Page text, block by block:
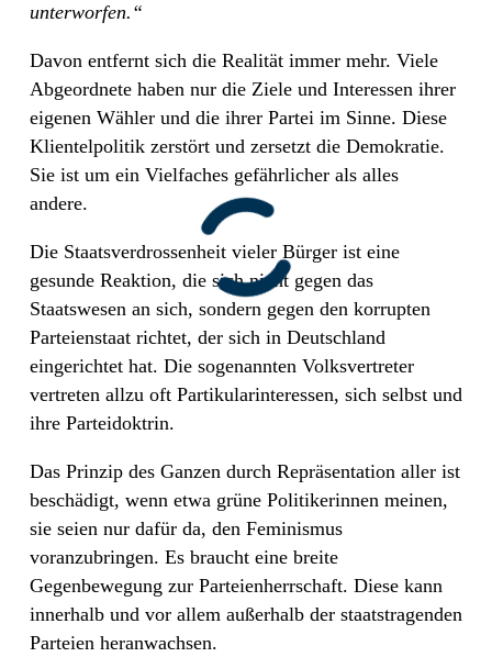
unterworfen.“
Davon entfernt sich die Realität immer mehr. Viele
Abgeordnete haben nur die Ziele und Interessen ihrer
eigenen Wähler und die ihrer Partei im Sinne. Diese
Klientelpolitik zerstört und zersetzt die Demokratie.
Sie ist um ein Vielfaches gefährlicher als alles
andere.
Die Staatsverdrossenheit vieler Bürger ist eine
gesunde Reaktion, die sich nicht gegen das
Staatswesen an sich, sondern gegen den korrupten
Parteienstaat richtet, der sich in Deutschland
eingerichtet hat. Die sogenannten Volksvertreter
vertreten allzu oft Partikularinteressen, sich selbst und
ihre Parteidoktrin.
Das Prinzip des Ganzen durch Repräsentation aller ist
beschädigt, wenn etwa grüne Politikerinnen meinen,
sie seien nur dafür da, den Feminismus
voranzubringen. Es braucht eine breite
Gegenbewegung zur Parteienherrschaft. Diese kann
innerhalb und vor allem außerhalb der staatstragenden
Parteien heranwachsen.